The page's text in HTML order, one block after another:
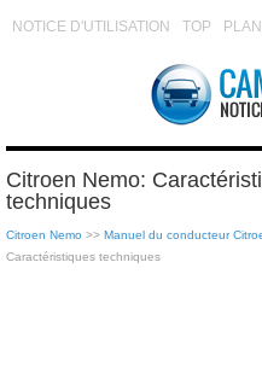
NOTICE D'UTILISATION TOP
Citroen Nemo:
techniques
Citroen Nemo >> Manuel du conducteur
Caractéristiques techniques